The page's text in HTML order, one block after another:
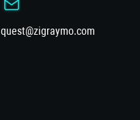
quest@zigraymo.com